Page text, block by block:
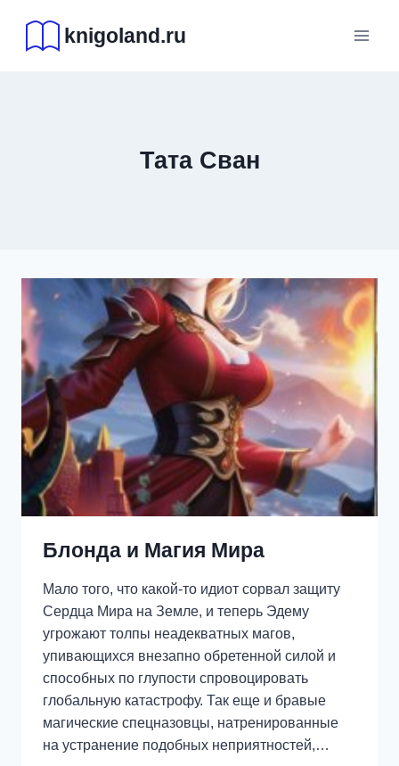
содержимому
knigoland.ru
Тата Сван
Блонда и Магия Мира
Мало того, что какой-то идиот сорвал защиту
Сердца Мира на Земле, и теперь Эдему
угрожают толпы неадекватных магов,
упивающихся внезапно обретенной силой и
способных по глупости спровоцировать
глобальную катастрофу. Так еще и бравые
магические спецназовцы, натренированные
на устранение подобных неприятностей,…